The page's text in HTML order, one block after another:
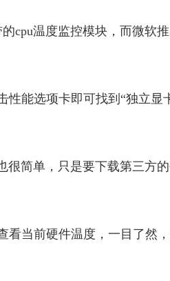
cpu温度监控模块，而微软
性能选项卡即可找到“独立显
很简单，只是要下载第三方
看当前硬件温度，一目了然